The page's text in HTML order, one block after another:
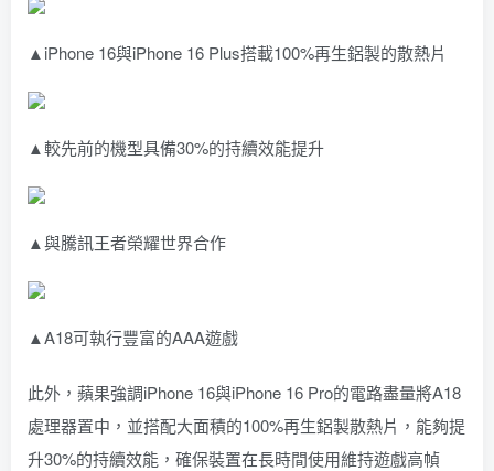
▲iPhone 16與iPhone 16 Plus搭載100%再生鋁製的散熱片
▲較先前的機型具備30%的持續效能提升
▲與騰訊王者榮耀世界合作
▲A18可執行豐富的AAA遊戲
此外，蘋果強調iPhone 16與iPhone 16 Pro的電路盡量將A18
處理器置中，並搭配大面積的100%再生鋁製散熱片，能夠提
升30%的持續效能，確保裝置在長時間使用維持遊戲高幀